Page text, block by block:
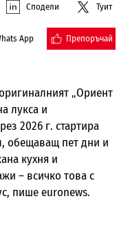
Сподели Туит
App Препоръчай
„Ориент
лукса и
2026 г. стартира
обещаващ пет дни и
кухня и
– всичко това с
пише euronews.